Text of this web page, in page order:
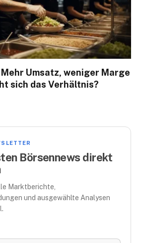
Mehr Umsatz, weniger Marge
sich das Verhältnis?
Börsennews direkt
Marktberichte,
und ausgewählte Analysen